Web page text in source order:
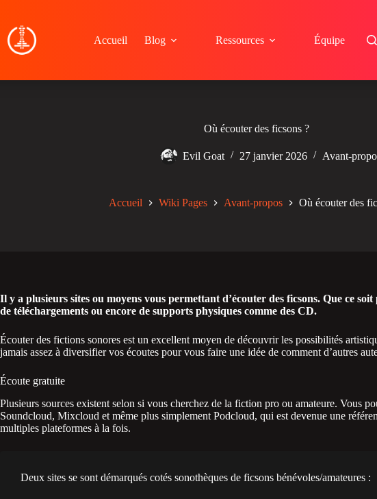
contenu
Accueil
Blog Ressources Équipe
Où écouter des ficsons ?
Evil Goat 27 janvier 2026 Avant-
Accueil Wiki Pages Avant-propos Où écouter des
Il y a plusieurs sites ou moyens vous permettant d’écouter des ficsons. Que ce
de téléchargements ou encore de supports physiques comme des CD.
Écouter des fictions sonores est un excellent moyen de découvrir les possibilités
jamais assez à diversifier vos écoutes pour vous faire une idée de comment d’autres
Écoute gratuite
Plusieurs sources existent selon si vous cherchez de la fiction pro ou amateure. Vous
Soundcloud, Mixcloud et même plus simplement Podcloud, qui est devenue une
multiples plateformes à la fois.
Deux sites se sont démarqués cotés sonothèques de ficsons bénévoles/amateures :